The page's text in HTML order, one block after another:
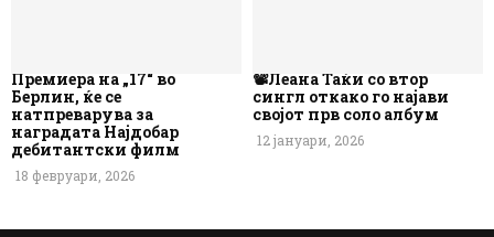
Премиера на „17“ во
Берлин, ќе се
натпреварува за
наградата Најдобар
дебитантски филм
18 февруари, 2026
📽️Леана Таќи со втор
сингл откако го најави
својот прв соло албум
12 јануари, 2026